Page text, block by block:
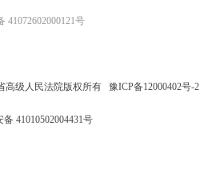
41072602000121号
高级人民法院版权所有 豫ICP备12000402号-2
41010502004431号